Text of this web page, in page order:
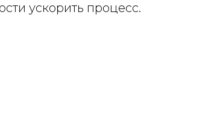
ускорить процесс.